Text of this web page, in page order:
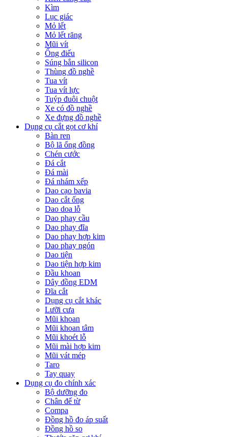
Kìm
Lục giác
Mỏ lết
Mỏ lết răng
Mũi vít
Ống điếu
Súng bắn silicon
Thùng đồ nghề
Tua vít
Tua vít lực
Tuýp đuôi chuột
Xe có đồ nghề
Xe đựng đồ nghề
Dụng cụ cắt gọt cơ khí
Bàn ren
Bộ lã ống đồng
Chén cước
Đá cắt
Đá mài
Đá nhám xếp
Dao cạo bavia
Dao cắt ống
Dao doa lỗ
Dao phay cầu
Dao phay đĩa
Dao phay hợp kim
Dao phay ngón
Dao tiện
Dao tiện hợp kim
Đầu khoan
Dây đồng EDM
Đĩa cắt
Dụng cụ cắt khác
Lưỡi cưa
Mũi khoan
Mũi khoan tâm
Mũi khoét lỗ
Mũi mài hợp kim
Mũi vát mép
Taro
Tay quay
Dụng cụ đo chính xác
Bộ dưỡng đo
Chân đế từ
Compa
Đồng hồ đo áp suất
Đồng hồ so